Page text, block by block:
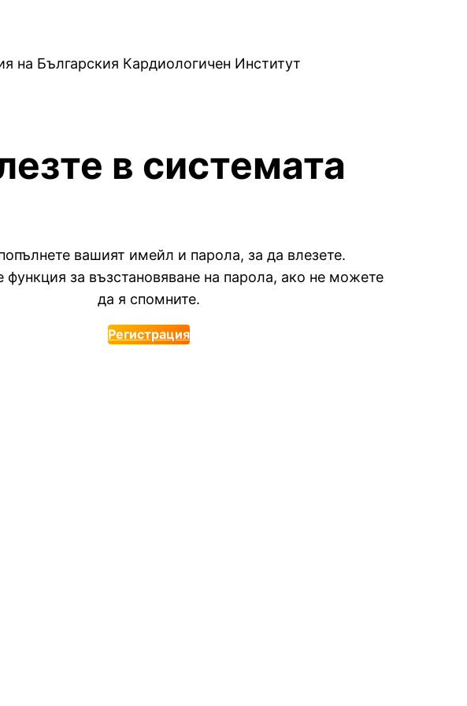
на Българския Кардиологичен Институт
в системата
вашият имейл и парола, за да влезете.
функция за възстановяване на парола, ако не можете
да я спомните.
Регистрация